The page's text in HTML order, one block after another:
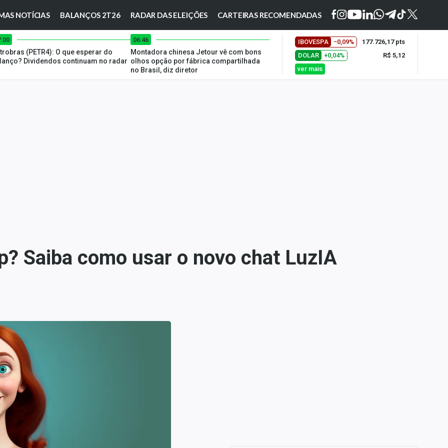
NOTÍCIAS BALANÇOS 2T26 RADAR DAS ELEIÇÕES CARTEIRAS RECOMENDADAS
(PETR4): O que esperar do
Dividendos continuam no radar
06:46
Montadora chinesa Jetour vê com bons
olhos opção por fábrica compartilhada
no Brasil, diz diretor
IBOVESPA −0,09%
177.726,17 pts
DOLAR
+0,04%
R$ 5,12
ver mais
Saiba como usar o novo chat LuzIA